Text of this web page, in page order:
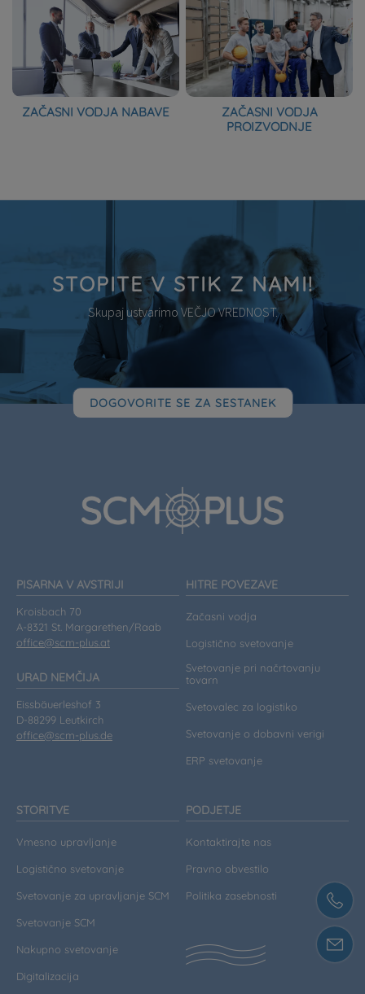
ZAČASNI VODJA NABAVE
ZAČASNI VODJA
PROIZVODNJE
STOPITE V STIK Z NAMI!
Skupaj ustvarimo VEČJO VREDNOST.
DOGOVORITE SE ZA SESTANEK
PISARNA V AVSTRIJI
Kroisbach 70
A-8321 St. Margarethen/Raab
office@scm-plus.at
URAD NEMČIJA
Eissbäuerleshof 3
D-88299 Leutkirch
office@scm-plus.de
HITRE POVEZAVE
Začasni vodja
Logistično svetovanje
Svetovanje pri načrtovanju
tovarn
Svetovalec za logistiko
Svetovanje o dobavni verigi
ERP svetovanje
STORITVE
Vmesno upravljanje
Logistično svetovanje
Svetovanje za upravljanje SCM
Svetovanje SCM
Nakupno svetovanje
Digitalizacija
PODJETJE
Kontaktirajte nas
Pravno obvestilo
Politika zasebnosti